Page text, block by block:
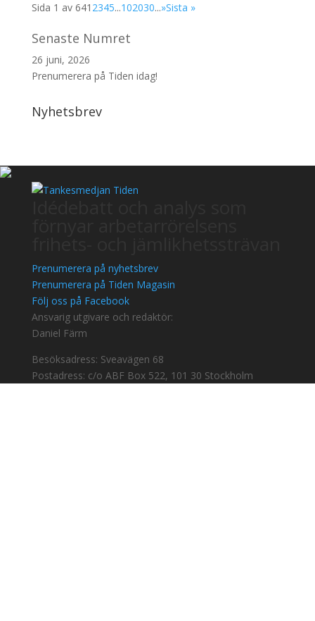
Sida 1 av 641 2345...102030...»Sista »
Senaste Numret
26 juni, 2026
Prenumerera på Tiden idag!
Nyhetsbrev
Prenumerera på nyhetsbrev
Prenumerera på Tiden Magasin
Följ oss på Facebook
Ansvarig utgivare och redaktör:
Daniel Färm
Besöksadress: Sveavägen 68
Postadress: c/o ABF Box 522, 101 30 Stockholm